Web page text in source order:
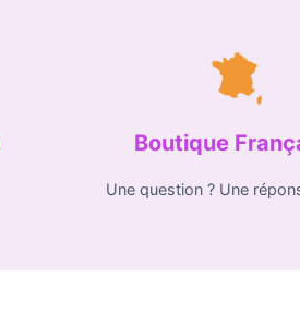
Boutique
Une question ? Une